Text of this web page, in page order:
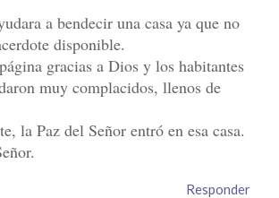
a bendecir una casa ya que no
disponible.
gracias a Dios y los habitantes
muy complacidos, llenos de
la Paz del Señor entró en esa casa.
Responder